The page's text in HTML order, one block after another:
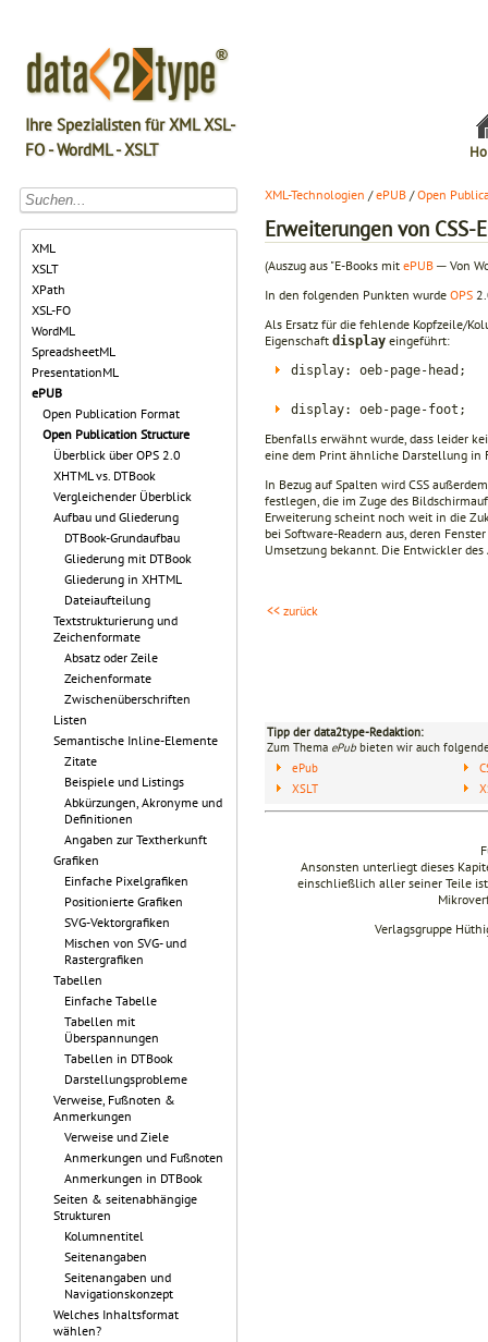
Ihre Spezialisten für XML XSL-
FO - WordML - XSLT
XML
XSLT
XPath
XSL-FO
WordML
SpreadsheetML
PresentationML
ePUB
Open Publication Format
Open Publication Structure
Überblick über OPS 2.0
XHTML vs. DTBook
Vergleichender Überblick
Aufbau und Gliederung
DTBook-Grundaufbau
Gliederung mit DTBook
Gliederung in XHTML
Dateiaufteilung
Textstrukturierung und
Zeichenformate
Absatz oder Zeile
Zeichenformate
Zwischenüberschriften
Listen
Semantische Inline-Elemente
Zitate
Beispiele und Listings
Abkürzungen, Akronyme und
Definitionen
Angaben zur Textherkunft
Grafiken
Einfache Pixelgrafiken
Positionierte Grafiken
SVG-Vektorgrafiken
Mischen von SVG- und
Rastergrafiken
Tabellen
Einfache Tabelle
Tabellen mit
Überspannungen
Tabellen in DTBook
Darstellungsprobleme
Verweise, Fußnoten &
Anmerkungen
Verweise und Ziele
Anmerkungen und Fußnoten
Anmerkungen in DTBook
Seiten & seitenabhängige
Strukturen
Kolumnentitel
Seitenangaben
Seitenangaben und
Navigationskonzept
Welches Inhaltsformat
wählen?
XML-Technologien /ePUB /Open
Erweiterungen von CSS-
(Auszug aus "E-Books mit ePUB ─ Von
In den folgenden Punkten wurde OPS
Als Ersatz für die fehlende Kopfzeile/
Eigenschaft display eingeführt:
display: oeb-page-head;
display: oeb-page-foot;
Ebenfalls erwähnt wurde, dass leider
eine dem Print ähnliche Darstellung in
In Bezug auf Spalten wird CSS
festlegen, die im Zuge des
Erweiterung scheint noch weit in die
bei Software-Readern aus, deren
Umsetzung bekannt. Die Entwickler
<< zurück
Tipp der data2type-Redaktion:
Zum Thema ePub bieten wir auch
ePub
XSLT
Ansonsten unterliegt dieses
einschließlich aller seiner Teile
Verlagsgruppe